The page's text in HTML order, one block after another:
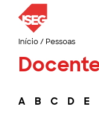
Início/ Pessoas
A B C D E